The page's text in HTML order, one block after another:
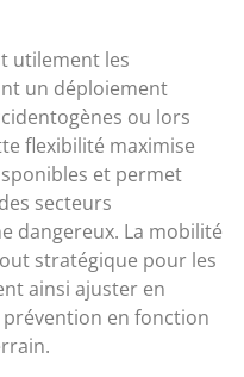
utilement les
un déploiement
ou lors
flexibilité maximise
et permet
secteurs
dangereux. La mobilité
stratégique pour les
ainsi ajuster en
en fonction